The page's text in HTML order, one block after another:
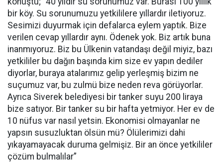
bir köy. Su sorunumuzu yetkililere yıllardır iletiyoruz.
Sesimizi duyurmak için defalarca eylem yaptık. Bize
verilen cevap yıllardır aynı. Ödenek yok. Biz artık buna
inanmıyoruz. Biz bu Ülkenin vatandaşı değil miyiz, bazı
yetkililer bu dağın başında kim size ev yapın dediler
diyorlar, buraya atalarımız gelip yerleşmiş bizim ne
suçumuz var, bu zulmü bize neden reva görüyorlar.
Ayrıca Siverek belediyesi bir tanker suyu 200 liraya
bize satıyor. Bir tanker su bir hafta yetmiyor. Her ev de
10 nüfus var nasıl yetsin. Ekonomisi olmayanlar ne
yapsın susuzluktan ölsün mü? Ölülerimizi dahi
yıkayamayacak duruma gelmişiz. Bir an önce yetkililer
çözüm bulmalılar”